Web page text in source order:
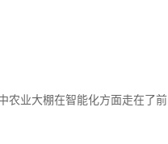
农业大棚在智能化方面走在了前